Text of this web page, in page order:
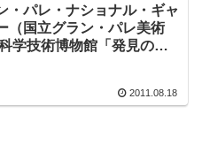
・パレ・ナショナル・ギャ
（国立グラン・パレ美術
学技術博物館「発見の殿
2011.08.18